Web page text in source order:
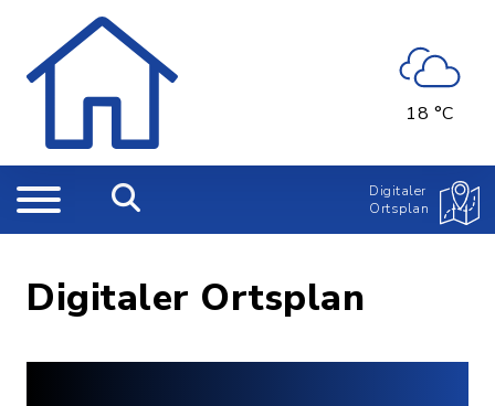
18 °C
Digitaler
Ortsplan
Digitaler Ortsplan